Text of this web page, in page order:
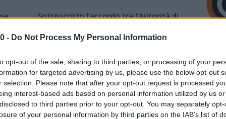
- Do Not Process My Personal Information
opt-out of the sale, sharing to third parties, or processing of your
for targeted advertising by us, please use the below opt-out
selection. Please note that after your opt-out request is processed
interest-based ads based on personal information utilized by us
to third parties prior to your opt-out. You may separately
of your personal information by third parties on the IAB’s list of
Sottoscritto l’accordo tra l’Autorità di
mondo Accademico
un
63° Fiera della Fortanina e della Spalla di
San Secondo
21 Agosto 2019